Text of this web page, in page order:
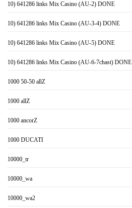
10) 641286 links Mix Casino (AU-2) DONE
10) 641286 links Mix Casino (AU-3-4) DONE
10) 641286 links Mix Casino (AU-5) DONE
10) 641286 links Mix Casino (AU-6-7chast) DONE
1000 50-50 allZ
1000 allZ
1000 ancorZ
1000 DUCATI
10000_tr
10000_wa
10000_wa2